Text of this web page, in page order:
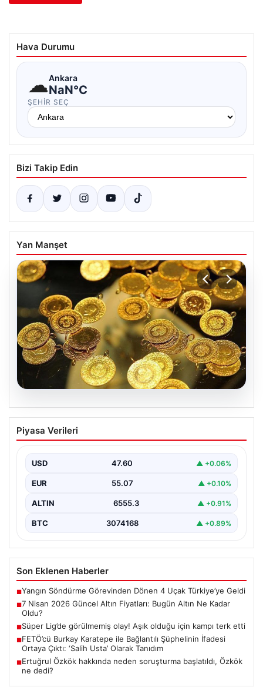
Hava Durumu
☁Ankara
NaN°C
ŞEHIR SEÇ
Bizi Takip Edin
Yan Manşet
05.08.2026
7 Nisan 2026 Güncel Altın Fiyatları:
Bugün Altın Ne Kadar Oldu?
ve jeopolitik risklerin yoğun etkisi altında dalgalı bir…
Piyasa Verileri
USD 47.60 ▲ +0.06%
EUR 55.07 ▲ +0.10%
ALTIN 6555.3 ▲ +0.91%
BTC 3074168 ▲ +0.89%
Son Eklenen Haberler
■Yangın Söndürme Görevinden Dönen 4 Uçak Türkiye’ye Geldi
■7 Nisan 2026 Güncel Altın Fiyatları: Bugün Altın Ne Kadar
Oldu?
■Süper Lig’de görülmemiş olay! Aşık olduğu için kampı terk etti
■FETÖ’cü Burkay Karatepe ile Bağlantılı Şüphelinin İfadesi
Ortaya Çıktı: ‘Salih Usta’ Olarak Tanıdım
■Ertuğrul Özkök hakkında neden soruşturma başlatıldı, Özkök
ne dedi?